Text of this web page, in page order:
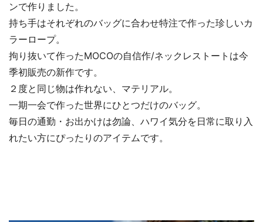
ンで作りました。
持ち手はそれぞれのバッグに合わせ特注で作った珍しいカ
ラーロープ。
拘り抜いて作ったMOCOの自信作/ネックレストートは今
季初販売の新作です。
２度と同じ物は作れない、マテリアル。
一期一会で作った世界にひとつだけのバッグ。
毎日の通勤・お出かけは勿論、ハワイ気分を日常に取り入
れたい方にぴったりのアイテムです。